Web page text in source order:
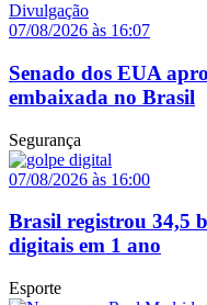
07/08/2026 às 16:07
Senado dos EUA
embaixada no Brasil
Segurança
07/08/2026 às 16:00
Brasil registrou 34,5
digitais em 1 ano
Esporte